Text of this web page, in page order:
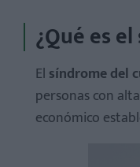
No es
¿Qué es
El síndrome del
personas con
económico